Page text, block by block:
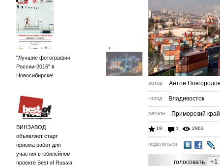
"Лучшие фотографии
России-2016" в
Новосибирске!
ВИНЗАВОД
объявляет старт
приема работ для
участия в юбилейном
проекте Best of Russia
←
автор Антон Новгородов
город Владивосток
регион Приморский край
19 1 2963
поделиться
голосовать